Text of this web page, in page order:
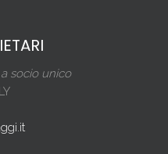
a socio unico